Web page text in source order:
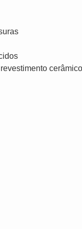
cerâmico